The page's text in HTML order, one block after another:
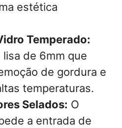
estética
Temperado:
de 6mm que
de gordura e
temperaturas.
Selados: O
a entrada de